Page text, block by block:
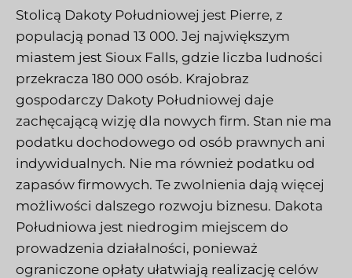
Stolicą Dakoty Południowej jest Pierre, z
populacją ponad 13 000. Jej największym
miastem jest Sioux Falls, gdzie liczba ludności
przekracza 180 000 osób. Krajobraz
gospodarczy Dakoty Południowej daje
zachęcającą wizję dla nowych firm. Stan nie ma
podatku dochodowego od osób prawnych ani
indywidualnych. Nie ma również podatku od
zapasów firmowych. Te zwolnienia dają więcej
możliwości dalszego rozwoju biznesu. Dakota
Południowa jest niedrogim miejscem do
prowadzenia działalności, ponieważ
ograniczone opłaty ułatwiają realizację celów